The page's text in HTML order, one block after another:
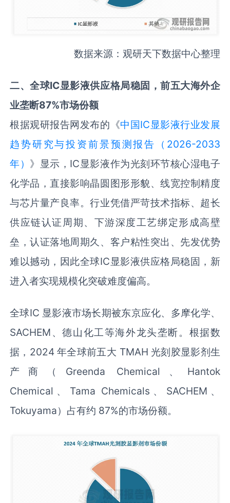
数据来源：观研天下数据中心整理
二、全球IC显影液供应格局稳固 ，前五大海外企
业垄断87%市场份额
根据观研报告网发布的《中国IC显影液行业发展
趋势研究与投资前景预测报告（2026-2033
年） 》显示，IC显影液作为光刻环节核心湿电子
化学品，直接影响晶圆图形形貌、线宽控制精度
与芯片量产良率。行业凭借严苛技术指标、超长
供应链认证周期、下游深度工艺绑定形成高壁
垒，认证落地周期久、客户粘性突出、先发优势
难以撼动，因此全球IC显影液供应格局稳固，新
进入者实现规模化突破难度偏高。
全球IC 显影液市场长期被东京应化、多摩化学、
SACHEM、德山化工等海外龙头垄断。根据数
据，2024 年全球前五大 TMAH 光刻胶显影剂生
产商（Greenda Chemical、Hantok
Chemical、Tama Chemicals、SACHEM、
Tokuyama）占有约 87%的市场份额。